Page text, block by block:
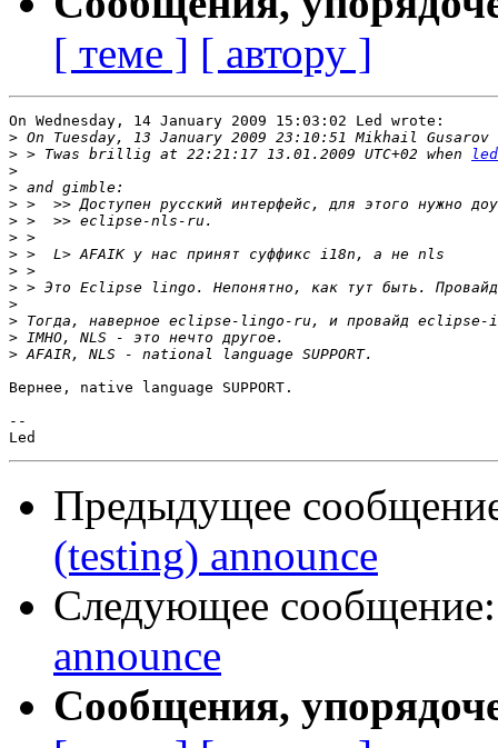
[ теме ] [ автору ]
On Wednesday, 14 January 2009 15:03:02 Led wrote:
>
> > Twas brillig at 22:21:17 13.01.2009 UTC+02 when
>
>
>
>
>
>
>
>
>
>
>
>
Вернее, native language SUPPORT.
--
Предыдущее
(testing) announce
Следующее
announce
Сообщения,